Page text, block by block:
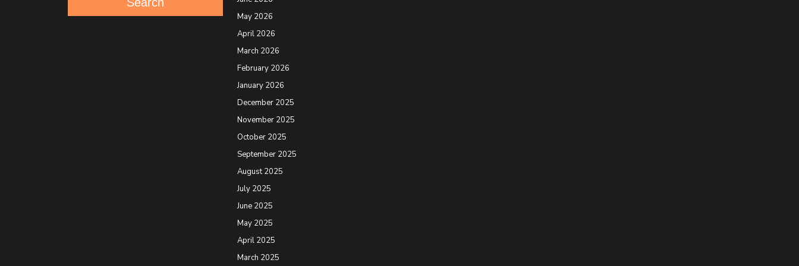
May 2026
April 2026
March 2026
February 2026
January 2026
December 2025
November 2025
October 2025
September 2025
August 2025
July 2025
June 2025
May 2025
April 2025
March 2025